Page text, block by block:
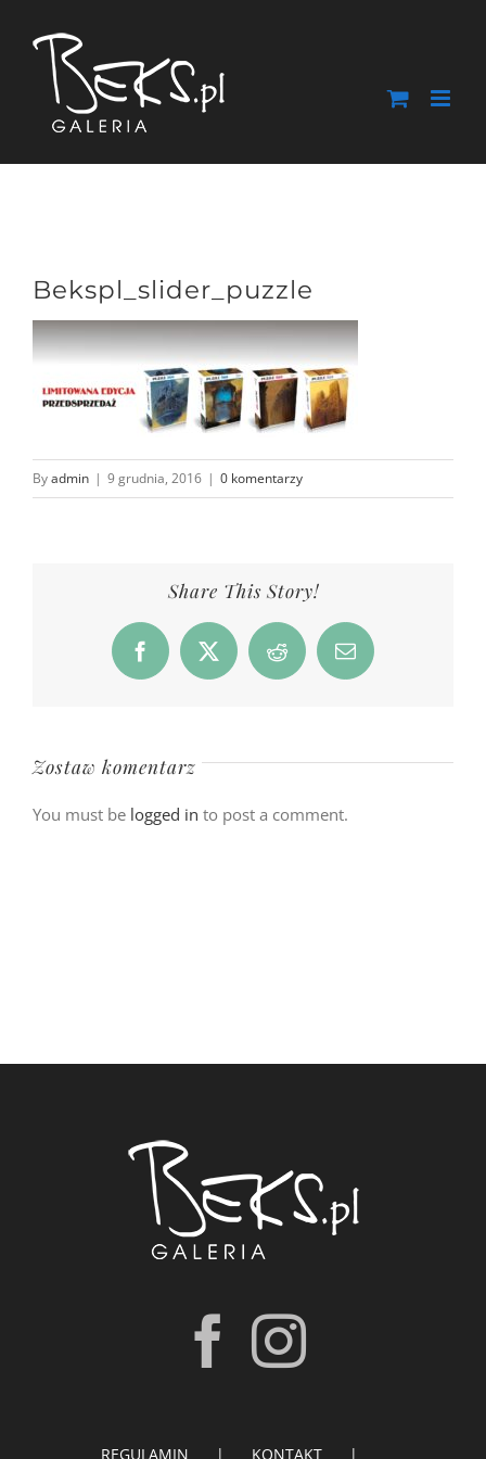
zawartości
Bekspl_slider_puzzle
Byadmin | 9 grudnia, 2016 | 0 komentarzy
Share This Story!
Facebook
X Reddit Email
Zostaw komentarz
You must be logged in to post a comment.
REGULAMIN KONTAKT